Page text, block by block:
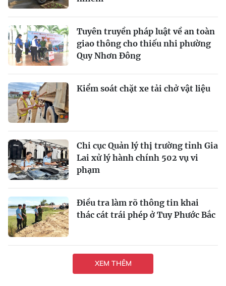
Tuyên truyền pháp luật về an toàn
giao thông cho thiếu nhi phường
Quy Nhơn Đông
Kiểm soát chặt xe tải chở vật liệu
Chi cục Quản lý thị trường tỉnh Gia
Lai xử lý hành chính 502 vụ vi
phạm
Điều tra làm rõ thông tin khai
thác cát trái phép ở Tuy Phước Bắc
XEM THÊM